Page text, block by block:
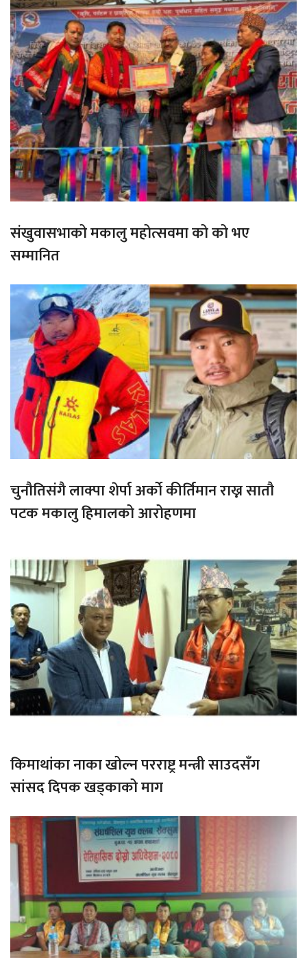
संखुवासभाको मकालु महोत्सवमा को को भए
सम्मानित
चुनौतिसंगै लाक्पा शेर्पा अर्को कीर्तिमान राख्न सातौ
पटक मकालु हिमालको आरोहणमा
किमाथांका नाका खोल्न परराष्ट्र मन्त्री साउदसँग
सांसद दिपक खड्काको माग